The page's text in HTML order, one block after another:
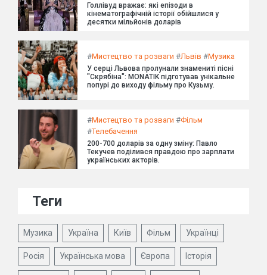
Голлівуд вражає: які епізоди в
кінематографічній історії обійшлися у
десятки мільйонів доларів
#Мистецтво та розваги #Львів #Музика
У серці Львова пролунали знамениті пісні
"Скрябіна": MONATIK підготував унікальне
попурі до виходу фільму про Кузьму.
#Мистецтво та розваги #Фільм
#Телебачення
200-700 доларів за одну зміну: Павло
Текучев поділився правдою про зарплати
українських акторів.
Теги
Музика Україна Київ Фільм Українці
Росія Українська мова Європа Історія